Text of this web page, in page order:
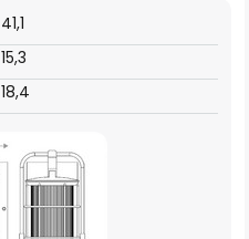
15,3
41,1
18,4